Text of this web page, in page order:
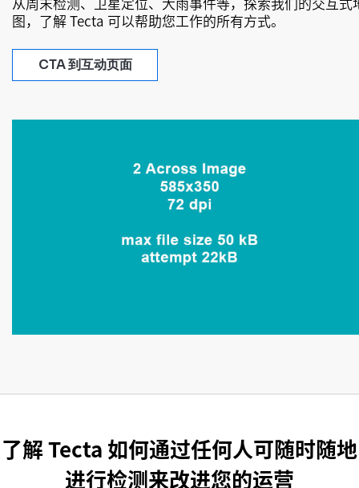
图，了解 Tecta 可以帮助您工作的所有方式。
CTA 到互动页面
了解 Tecta 如何通过任何人可随时随地
进行检测来改进您的运营